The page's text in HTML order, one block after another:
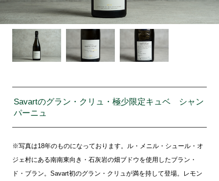
Savartのグラン・クリュ・極少限定キュベ シャン
パーニュ
※写真は18年のものになっております。ル・メニル・シュール・オ
ジェ村にある南南東向き・石灰岩の畑ブドウを使用したブラン・
ド・ブラン。Savart初のグラン・クリュが満を持して登場。レモン